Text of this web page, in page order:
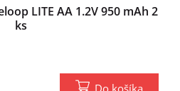
LITE AA 1.2V 950 mAh 2
ks
Do košíka